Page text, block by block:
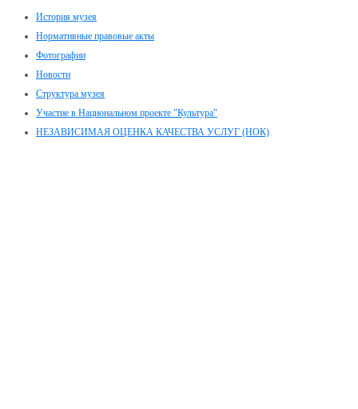
История музея
Нормативные правовые акты
Фотографии
Новости
Структура музея
Участие в Национальном проекте "Культура"
НЕЗАВИСИМАЯ ОЦЕНКА КАЧЕСТВА УСЛУГ (НОК)